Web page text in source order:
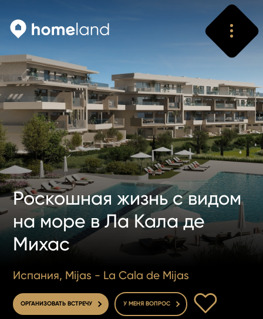
Роскошная жизнь с видом
на море в Ла Кала де
Михас
Испания, Mijas - La Cala de Mijas
ОРГАНИЗОВАТЬ ВСТРЕЧУ У МЕНЯ ВОПРОС
Искать
Vyhledat